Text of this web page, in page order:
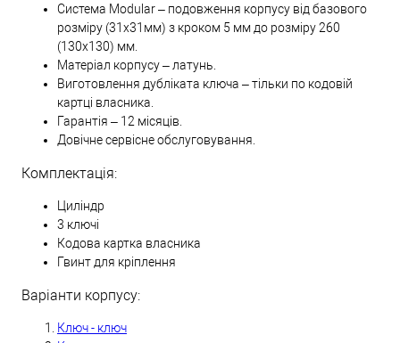
Система Modular – подовження корпусу від базового
розміру (31х31мм) з кроком 5 мм до розміру 260
(130х130) мм.
Матеріал корпусу – латунь.
Виготовлення дубліката ключа – тільки по кодовій
картці власника.
Гарантія – 12 місяців.
Довічне сервісне обслуговування.
Комплектація:
Циліндр
3 ключі
Кодова картка власника
Гвинт для кріплення
Варіанти корпусу:
Ключ - ключ